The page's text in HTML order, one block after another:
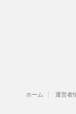
ホーム 運営者